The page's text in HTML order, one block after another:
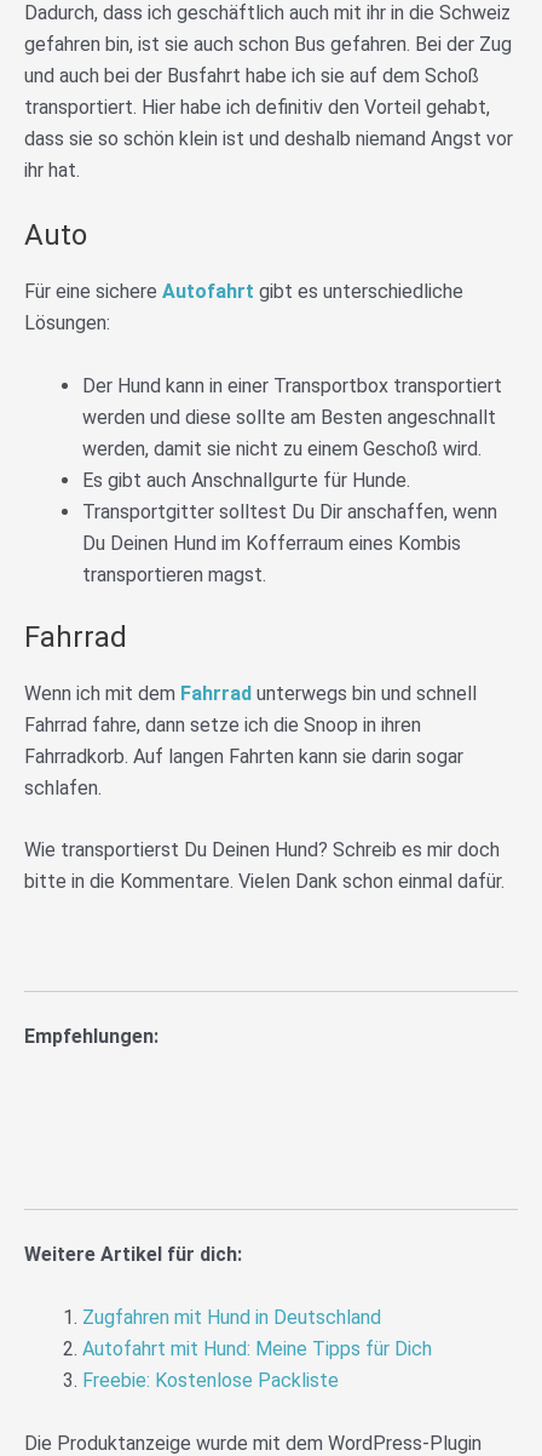
Dadurch, dass ich geschäftlich auch mit ihr in die Schweiz
gefahren bin, ist sie auch schon Bus gefahren. Bei der Zug
und auch bei der Busfahrt habe ich sie auf dem Schoß
transportiert. Hier habe ich definitiv den Vorteil gehabt,
dass sie so schön klein ist und deshalb niemand Angst vor
ihr hat.
Auto
Für eine sichere Autofahrt gibt es unterschiedliche
Lösungen:
Der Hund kann in einer Transportbox transportiert
werden und diese sollte am Besten angeschnallt
werden, damit sie nicht zu einem Geschoß wird.
Es gibt auch Anschnallgurte für Hunde.
Transportgitter solltest Du Dir anschaffen, wenn
Du Deinen Hund im Kofferraum eines Kombis
transportieren magst.
Fahrrad
Wenn ich mit dem Fahrrad unterwegs bin und schnell
Fahrrad fahre, dann setze ich die Snoop in ihren
Fahrradkorb. Auf langen Fahrten kann sie darin sogar
schlafen.
Wie transportierst Du Deinen Hund? Schreib es mir doch
bitte in die Kommentare. Vielen Dank schon einmal dafür.
Empfehlungen:
Weitere Artikel für dich:
Zugfahren mit Hund in Deutschland
Autofahrt mit Hund: Meine Tipps für Dich
Freebie: Kostenlose Packliste
Die Produktanzeige wurde mit dem WordPress-Plugin